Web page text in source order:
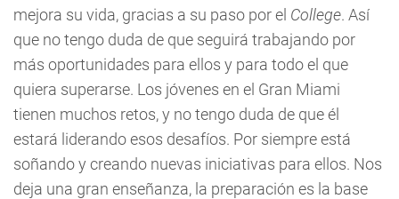
mejora su vida, gracias a su paso por el College. Así
que no tengo duda de que seguirá trabajando por
más oportunidades para ellos y para todo el que
quiera superarse. Los jóvenes en el Gran Miami
tienen muchos retos, y no tengo duda de que él
estará liderando esos desafíos. Por siempre está
soñando y creando nuevas iniciativas para ellos. Nos
deja una gran enseñanza, la preparación es la base